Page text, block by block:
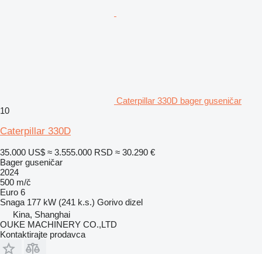
Caterpillar 330D bager guseničar
10
Caterpillar 330D
35.000 US$ ≈ 3.555.000 RSD ≈ 30.290 €
Bager guseničar
2024
500 m/č
Euro 6
Snaga 177 kW (241 k.s.) Gorivo dizel
Kina, Shanghai
OUKE MACHINERY CO.,LTD
Kontaktirajte prodavca